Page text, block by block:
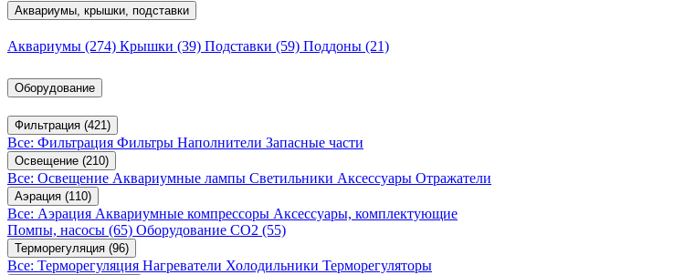
Аквариумы, крышки, подставки
Аквариумы (274) Крышки (39) Подставки (59) Поддоны (21)
Оборудование
Фильтрация (421)
Все: Фильтрация Фильтры Наполнители Запасные части
Освещение (210)
Все: Освещение Аквариумные лампы Светильники Аксессуары Отражатели
Аэрация (110)
Все: Аэрация Аквариумные компрессоры Аксессуары, комплектующие
Помпы, насосы (65) Оборудование CO2 (55)
Терморегуляция (96)
Все: Терморегуляция Нагреватели Холодильники Терморегуляторы